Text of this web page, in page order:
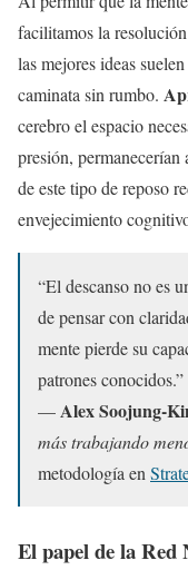
facilitamos la
las mejores ideas
caminata sin rumbo.
cerebro el espacio
presión,
de este tipo de reposo
envejecimiento
“El descanso no es
de pensar con
mente pierde su
patrones conocidos.”
—Alex Soojung-
más trabajando
metodología en
El papel de la Red